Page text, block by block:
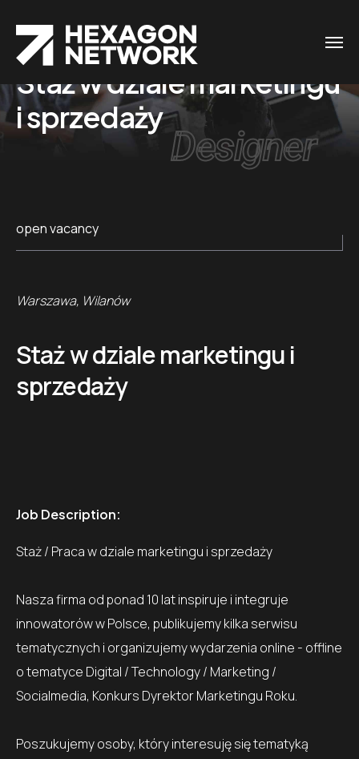
Staż w dziale marketingu
i sprzedaży
Designer
open vacancy
Warszawa, Wilanów
Staż w dziale marketingu i
sprzedaży
Job Description:
Staż / Praca w dziale marketingu i sprzedaży
Nasza firma od ponad 10 lat inspiruje i integruje
innowatorów w Polsce, publikujemy kilka serwisu
tematycznych i organizujemy wydarzenia online - offline
o tematyce Digital / Technology / Marketing /
Socialmedia, Konkurs Dyrektor Marketingu Roku.
Poszukujemy osoby, który interesuję się tematyką